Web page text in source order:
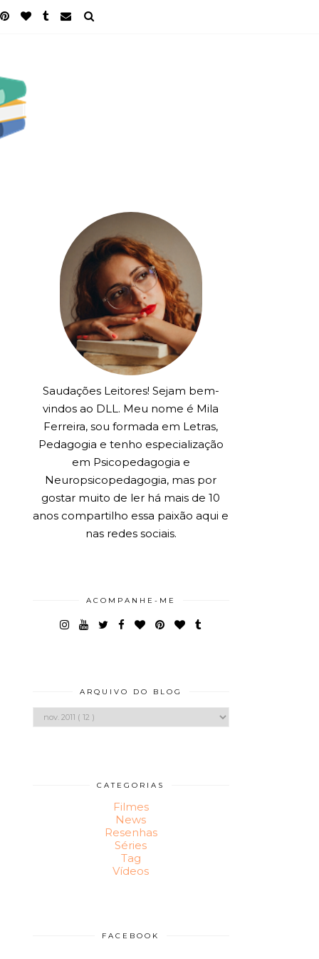
Saudações Leitores! Sejam bem-
vindos ao DLL. Meu nome é Mila
Ferreira, sou formada em Letras,
Pedagogia e tenho especialização
em Psicopedagogia e
Neuropsicopedagogia, mas por
gostar muito de ler há mais de 10
anos compartilho essa paixão aqui e
nas redes sociais.
ACOMPANHE-ME
ARQUIVO DO BLOG
CATEGORIAS
Filmes
News
Resenhas
Séries
Tag
Vídeos
FACEBOOK